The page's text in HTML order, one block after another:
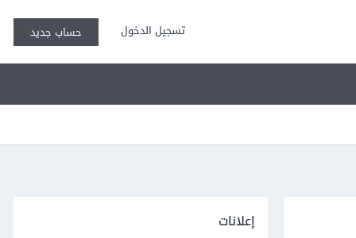
تسجيل الدخول حساب جديد
إعلانات